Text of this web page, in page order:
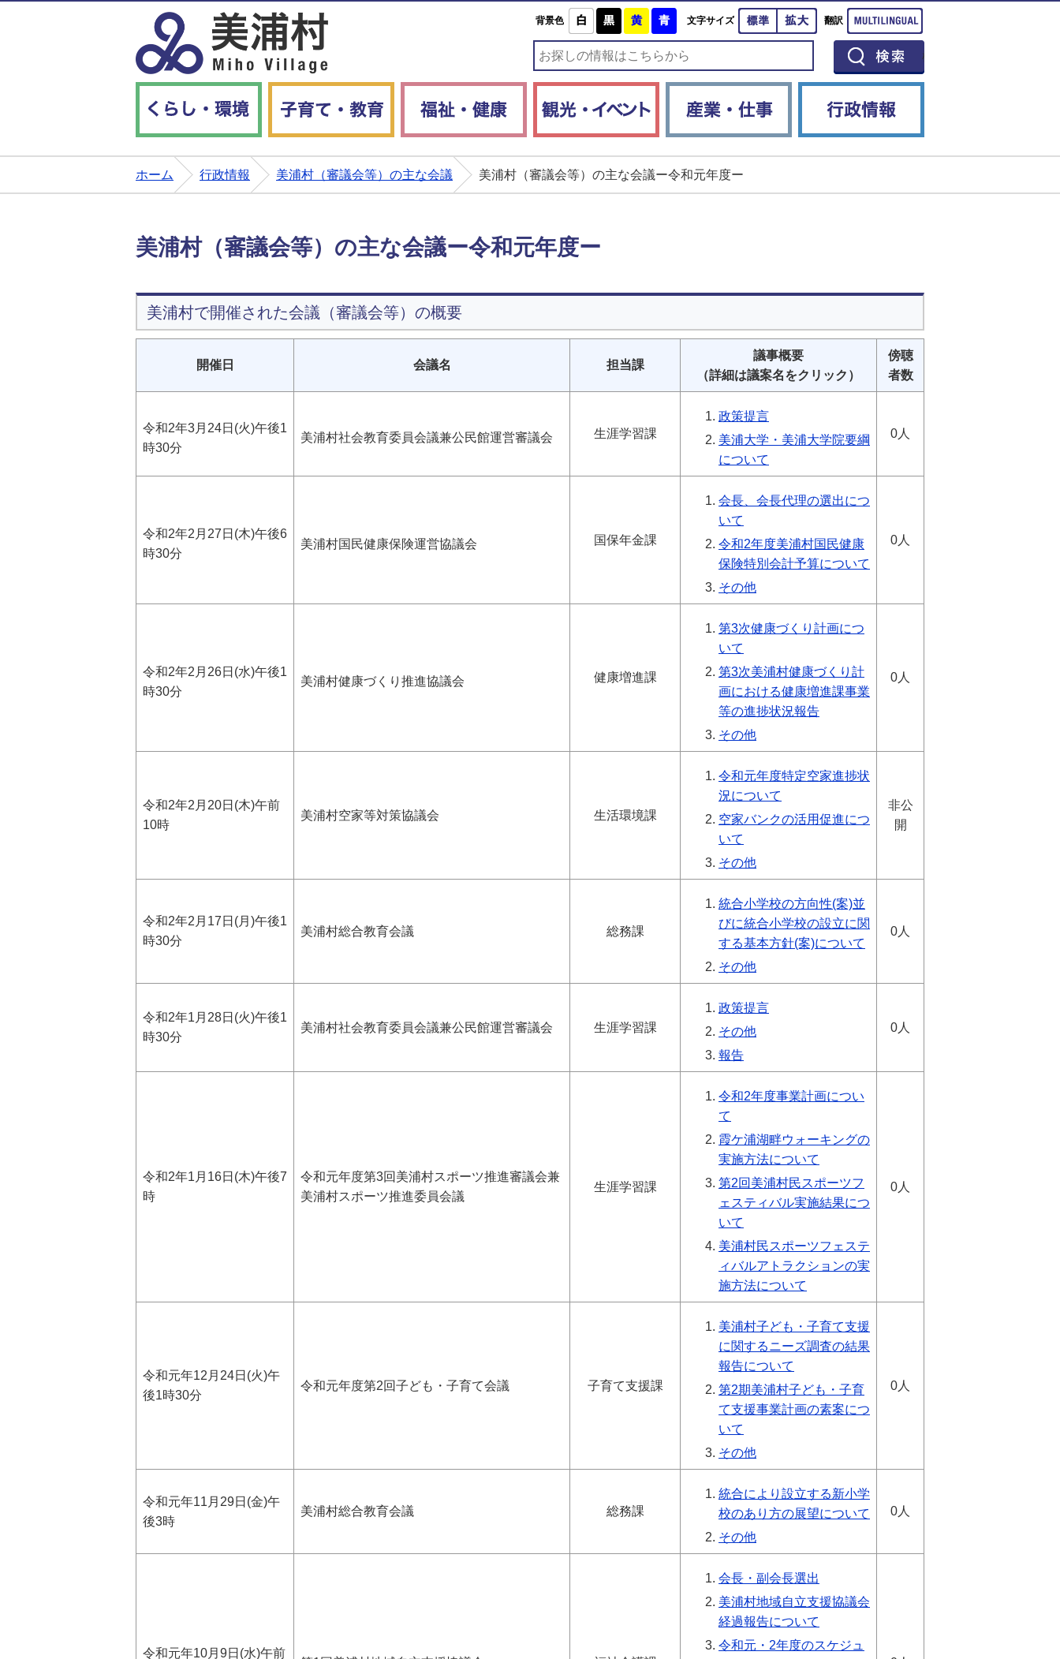
背景色 白 黒 黄 青文字サイズ 標準 拡大
翻訳
ホーム 行政情報 美浦村（審議会等）の主な会議 美浦村（審議会等）の主な会議ー令和元年度ー
美浦村（審議会等）の主な会議ー令和元年度ー
美浦村で開催された会議（審議会等）の概要
開催日 会議名 担当課
議事概要
（詳細は議案名をクリック）
傍聴
者数
令和2年3月24日(火)午後1
時30分
美浦村社会教育委員会議兼公民館運営審議会 生涯学習課
政策提言
美浦大学・美浦大学院要綱
について
0人
令和2年2月27日(木)午後6
時30分
美浦村国民健康保険運営協議会 国保年金課
会長、会長代理の選出につ
いて
令和2年度美浦村国民健康
保険特別会計予算について
その他
0人
令和2年2月26日(水)午後1
時30分
美浦村健康づくり推進協議会 健康増進課
第3次健康づくり計画につ
いて
第3次美浦村健康づくり計
画における健康増進課事業
等の進捗状況報告
その他
0人
令和2年2月20日(木)午前
10時
美浦村空家等対策協議会 生活環境課
令和元年度特定空家進捗状
況について
空家バンクの活用促進につ
いて
その他
非公
開
令和2年2月17日(月)午後1
時30分
美浦村総合教育会議 総務課
統合小学校の方向性(案)並
びに統合小学校の設立に関
する基本方針(案)について
その他
0人
令和2年1月28日(火)午後1
時30分
美浦村社会教育委員会議兼公民館運営審議会 生涯学習課
政策提言
その他
報告
0人
令和2年1月16日(木)午後7
時
令和元年度第3回美浦村スポーツ推進審議会兼
美浦村スポーツ推進委員会議
生涯学習課
令和2年度事業計画につい
て
霞ケ浦湖畔ウォーキングの
実施方法について
第2回美浦村民スポーツフ
ェスティバル実施結果につ
いて
美浦村民スポーツフェステ
ィバルアトラクションの実
施方法について
0人
令和元年12月24日(火)午
後1時30分
令和元年度第2回子ども・子育て会議 子育て支援課
美浦村子ども・子育て支援
に関するニーズ調査の結果
報告について
第2期美浦村子ども・子育
て支援事業計画の素案につ
いて
その他
0人
令和元年11月29日(金)午
後3時
美浦村総合教育会議 総務課
統合により設立する新小学
校のあり方の展望について
その他
0人
令和元年10月9日(水)午前
会長・副会長選出
美浦村地域自立支援協議会
経過報告について
令和元・2年度のスケジュ